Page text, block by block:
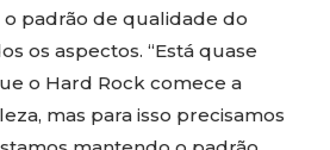
padrão de qualidade do
os aspectos. “Está quase
o Hard Rock comece a
mas para isso precisamos